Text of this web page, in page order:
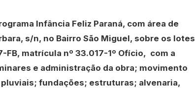
Infância Feliz Paraná, com área de
s/n, no Bairro São Miguel, sobre os lotes
FB, matrícula nº 33.017-1º Ofício, com a
e administração da obra; movimento
fundações; estruturas; alvenaria,